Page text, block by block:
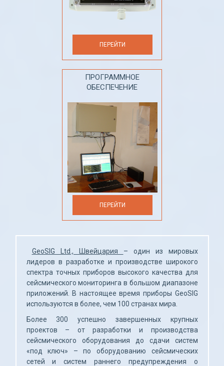
ПЕРЕЙТИ
ПРОГРАММНОЕ
ОБЕСПЕЧЕНИЕ
ПЕРЕЙТИ
GeoSIG Ltd., Швейцария – один из мировых
лидеров в разработке и производстве широкого
спектра точных приборов высокого качества для
сейсмического мониторинга в большом диапазоне
приложений. В настоящее время приборы GeoSIG
используются в более, чем 100 странах мира.
Более 300 успешно завершенных крупных
проектов – от разработки и производства
сейсмического оборудования до сдачи систем
«под ключ» – по оборудованию сейсмических
сетей и систем раннего предупреждения о